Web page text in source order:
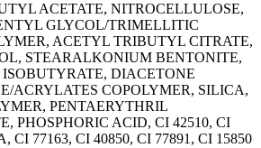
ACETATE, NITROCELLULOSE,
GLYCOL/TRIMELLITIC
ACETYL TRIBUTYL CITRATE,
STEARALKONIUM BENTONITE,
ISOBUTYRATE, DIACETONE
ACRYLATES COPOLYMER, SILICA,
PENTAERYTHRIL
PHOSPHORIC ACID, CI 42510, CI
CI 77163, CI 40850, CI 77891, CI 15850